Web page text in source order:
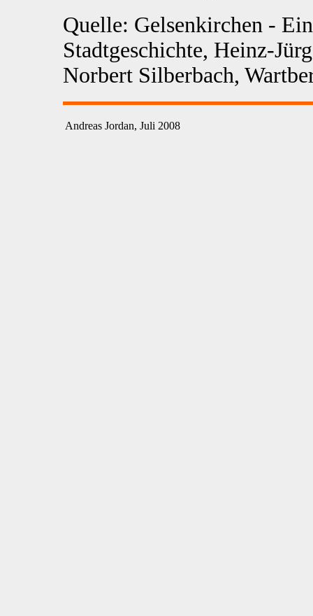
Quelle: Gelsenkirchen -
Stadtgeschichte, Heinz-
Norbert Silberbach,
Andreas Jordan, Juli 2008